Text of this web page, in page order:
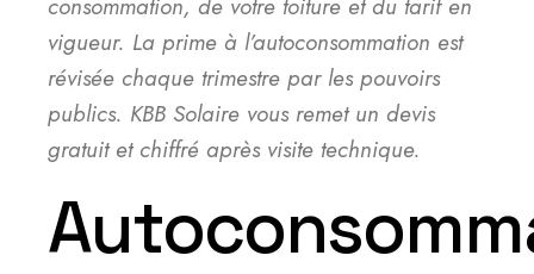
consommation, de votre toiture et du tarif en
vigueur. La prime à l’autoconsommation est
révisée chaque trimestre par les pouvoirs
publics. KBB Solaire vous remet un devis
gratuit et chiffré après visite technique.